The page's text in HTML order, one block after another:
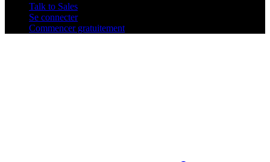
Talk to Sales
Se connecter
Commencer gratuitement